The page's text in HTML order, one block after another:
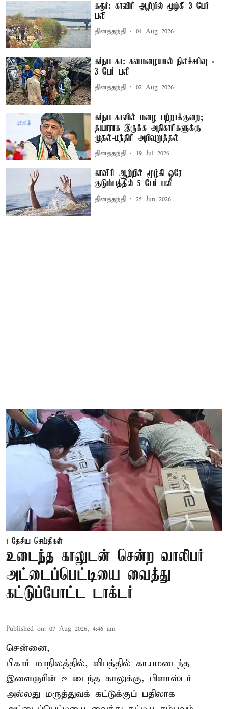
கரூர்: காவிரி ஆற்றில் மூழ்கி 3 பேர்
பலி
தினத்தந்தி 04 Aug 2026
கர்நாடகா: கனமழையால் நிலச்சரிவு -
3 பேர் பலி
தினத்தந்தி 02 Aug 2026
கர்நாடகாவில் மழை பற்றாக்குறை;
தயாராக இருக்க அதிகாரிகளுக்கு
முதல்-மந்திரி அறிவுறுத்தல்
தினத்தந்தி 19 Jul 2026
காவிரி ஆற்றில் மூழ்கி ஒரே
குடும்பத்தில் 5 பேர் பலி
தினத்தந்தி 25 Jun 2026
தேசிய செய்திகள்
உடைந்த காலுடன் சென்ற வாலிபர்
அட்டைப்பெட்டியை வைத்து
கட்டுப்போட்ட டாக்டர்
Published on: 07 Aug 2026, 4:46 am
சென்னை,
பிகார் மாநிலத்தில், விபத்தில் காயமடைந்த
இளைஞரின் உடைந்த காலுக்கு, பிளாஸ்டர்
அல்லது மருத்துவக் கட்டுக்குப் பதிலாக